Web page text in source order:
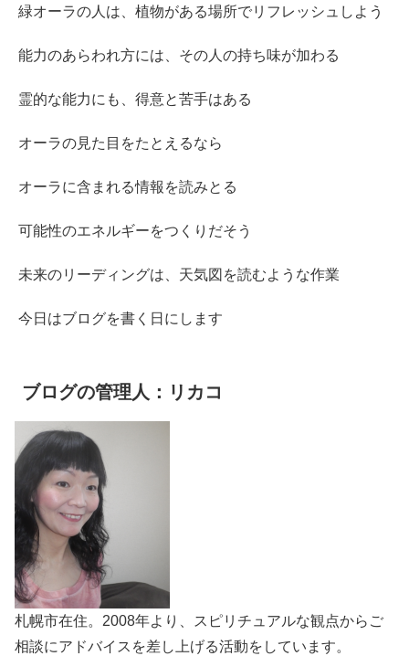
緑オーラの人は、植物がある場所でリフレッシュしよう
能力のあらわれ方には、その人の持ち味が加わる
霊的な能力にも、得意と苦手はある
オーラの見た目をたとえるなら
オーラに含まれる情報を読みとる
可能性のエネルギーをつくりだそう
未来のリーディングは、天気図を読むような作業
今日はブログを書く日にします
ブログの管理人：リカコ
札幌市在住。2008年より、スピリチュアルな観点からご
相談にアドバイスを差し上げる活動をしています。